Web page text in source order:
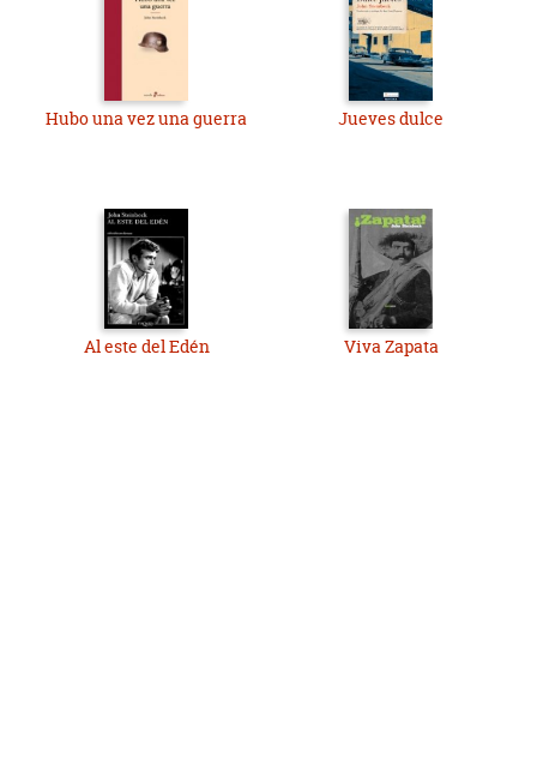
Hubo una vez una guerra Jueves dulce
Al este del Edén Viva Zapata